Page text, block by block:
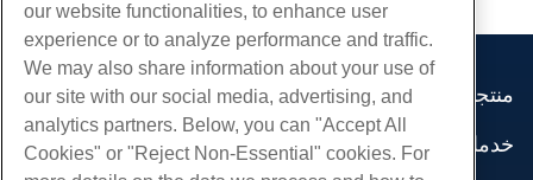
منتجات
استضافة الموقع
استضافة الأعمال
خدمات
our website functionalities, to enhance user
experience or to analyze performance and traffic.
We may also share information about your use of
our site with our social media, advertising, and
analytics partners. Below, you can "Accept All
Cookies" or "Reject Non-Essential" cookies. For